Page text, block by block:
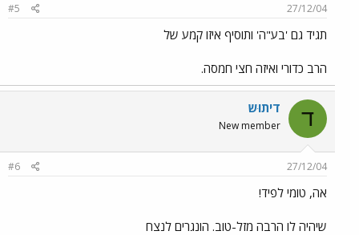
27/12/04
#5
תגיד גם 'בע"ה' ותוסיף איזו קמע של
הרב כדורי ואיזה חצי חמסה.
ד דיתוּש
New member
27/12/04
#6
אה, טומי לפיד!
שיהיה לו הרבה מזל-טוב. הונגרים לנצח